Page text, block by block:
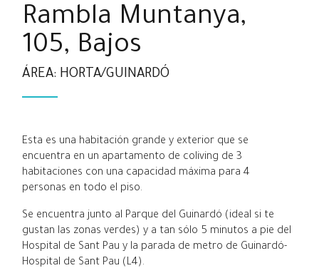
Rambla Muntanya,
105, Bajos
ÁREA: HORTA/GUINARDÓ
Esta es una habitación grande y exterior que se
encuentra en un apartamento de coliving de 3
habitaciones con una capacidad máxima para 4
personas en todo el piso.
Se encuentra junto al Parque del Guinardó (ideal si te
gustan las zonas verdes) y a tan sólo 5 minutos a pie del
Hospital de Sant Pau y la parada de metro de Guinardó-
Hospital de Sant Pau (L4).